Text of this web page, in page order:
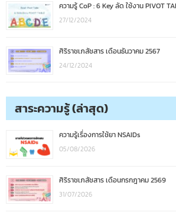
ความรู้ CoP : 6 Key ลัด ใช้งาน PIVOT
27/12/2024
ศิริราชเภสัชสาร เดือนธันวาคม 2567
24/12/2024
สาระความรู้ (ล่าสุด)
ความรู้เรื่องการใช้ยา NSAIDs
05/08/2026
ศิริราชเภสัชสาร เดือนกรกฎาคม 2569
31/07/2026